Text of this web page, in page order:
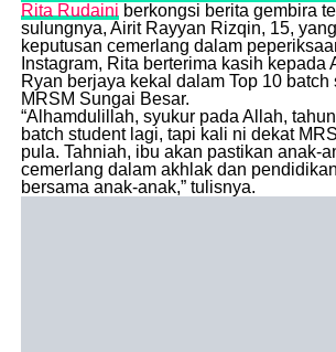
Rita Rudaini berkongsi berita gembira
sulungnya, Airit Rayyan Rizqin, 15,
keputusan cemerlang dalam
Instagram, Rita berterima kasih kepada
Ryan berjaya kekal dalam Top 10 batch
MRSM Sungai Besar.
“Alhamdulillah, syukur pada Allah,
batch student lagi, tapi kali ni dekat
pula. Tahniah, ibu akan pastikan anak-
cemerlang dalam akhlak dan
bersama anak-anak,” tulisnya.